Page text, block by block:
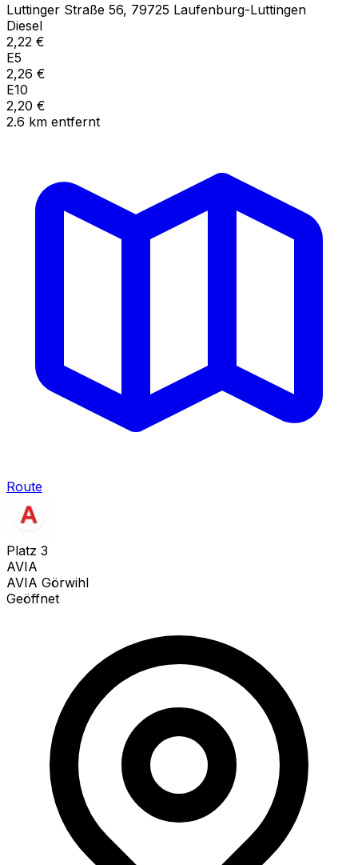
Luttinger Straße 56, 79725 Laufenburg-Luttingen
Diesel
2,22 €
E5
2,26 €
E10
2,20 €
2.6 km entfernt
Route
Platz 3
AVIA
AVIA Görwihl
Geöffnet